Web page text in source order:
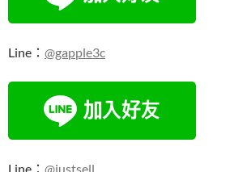
Line： @gapple3c
Line： @justsell